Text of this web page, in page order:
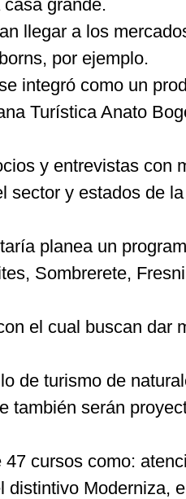
grande.
llegar a los
por ejemplo.
integró como un
Turística Anato
y entrevistas con
y estados de
planea un
Sombrerete,
el cual buscan dar
de turismo de
también serán
cursos como:
Moderniza,